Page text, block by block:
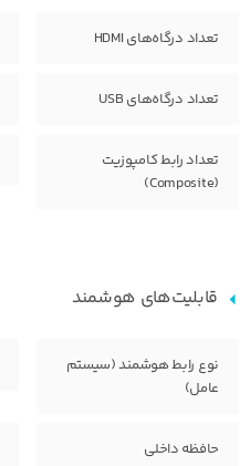
تعداد درگاه‌های HDMI
تعداد درگاه‌های USB
تعداد رابط کامپوزیت
(Composite)
قابلیت‌های هوشمند
نوع رابط هوشمند (سیستم
عامل)
حافظه داخلی